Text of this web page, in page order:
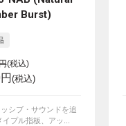
Burst)
(税込)
(税込)
シブ・サウンドを追
プル指板、アッ...